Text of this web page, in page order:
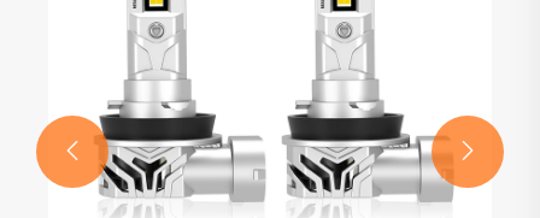
 